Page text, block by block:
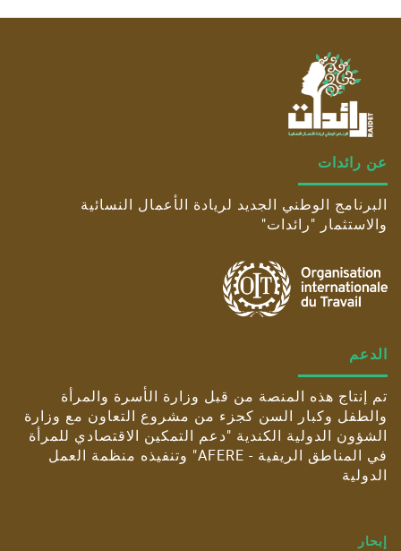
عن رائدات
البرنامج الوطني الجديد لريادة الأعمال النسائية
والاستثمار "رائدات"
الدعم
تم إنتاج هذه المنصة من قبل وزارة الأسرة والمرأة
والطفل وكبار السن كجزء من مشروع التعاون مع وزارة
الشؤون الدولية الكندية "دعم التمكين الاقتصادي للمرأة
في المناطق الريفية - AFERE" وتنفيذه منظمة العمل
الدولية
إبحار